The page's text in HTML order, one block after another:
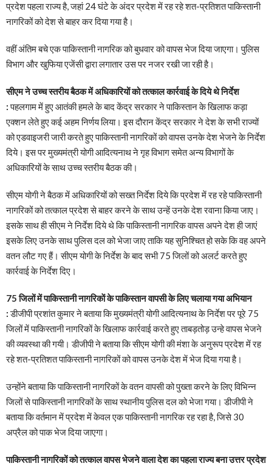
प्रदेश पहला राज्य है, जहां 24 घंटे के अंदर प्रदेश में रह रहे शत-प्रतिशत पाकिस्तानी
नागरिकों को देश से बाहर कर दिया गया है।
वहीं अंतिम बचे एक पाकिस्तानी नागरिक को बुधवार को वापस भेज दिया जाएगा। पुलिस
विभाग और खुफिया एजेंसी द्वारा लगातार उस पर नजर रखी जा रही है।
सीएम ने उच्च स्तरीय बैठक में अधिकारियों को तत्काल कार्रवाई के दिये थे निर्देश
:पहलगाम में हुए आतंकी हमले के बाद केंद्र सरकार ने पाकिस्तान के खिलाफ कड़ा
एक्शन लेते हुए कई अहम निर्णय लिया। इस दौरान केंद्र सरकार ने देश के सभी राज्यों
को एडवाइजरी जारी करते हुए पाकिस्तानी नागरिकों को वापस उनके देश भेजने के निर्देश
दिये। इस पर मुख्यमंत्री योगी आदित्यनाथ ने गृह विभाग समेत अन्य विभागों के
अधिकारियों के साथ उच्च स्तरीय बैठक की।
सीएम योगी ने बैठक में अधिकारियों को सख्त निर्देश दिये कि प्रदेश में रह रहे पाकिस्तानी
नागरिकों को तत्काल प्रदेश से बाहर करने के साथ उन्हें उनके देश रवाना किया जाए।
इसके साथ ही सीएम ने निर्देश दिये थे कि पाकिस्तानी नागरिक वापस अपने देश ही जाएं
इसके लिए उनके साथ पुलिस दल को भेजा जाए ताकि यह सुनिश्चित हो सके कि वह अपने
वतन लौट गए हैं। सीएम योगी के निर्देश के बाद सभी 75 जिलों को अलर्ट करते हुए
कार्रवाई के निर्देश दिए।
75 जिलों में पाकिस्तानी नागरिकाें के पाकिस्तान वापसी के लिए चलाया गया अभियान
:डीजीपी प्रशांत कुमार ने बताया कि मुख्यमंत्री योगी आदित्यनाथ के निर्देश पर पूरे 75
जिलों में पाकिस्तानी नागरिकों के खिलाफ कार्रवाई करते हुए ताबड़तोड़ उन्हे वापस भेजने
की व्यवस्था की गयी। डीजीपी ने बताया कि सीएम योगी की मंशा के अनुरूप प्रदेश में रह
रहे शत-प्रतिशत पाकिस्तानी नागरिकों को वापस उनके देश में भेज दिया गया है।
उन्होंने बताया कि पाकिस्तानी नागरिकों के वतन वापसी को पुख्ता करने के लिए विभिन्न
जिलों से पाकिस्तानी नागरिकों के साथ स्थानीय पुलिस दल को भेजा गया। डीजीपी ने
बताया कि वर्तमान में प्रदेश में केवल एक पाकिस्तानी नागरिक रह रहा है, जिसे 30
अप्रैल को पाक भेज दिया जाएगा।
पाकिस्तानी नागरिकों को तत्काल वापस भेजने वाला देश का पहला राज्य बना उत्तर प्रदेश